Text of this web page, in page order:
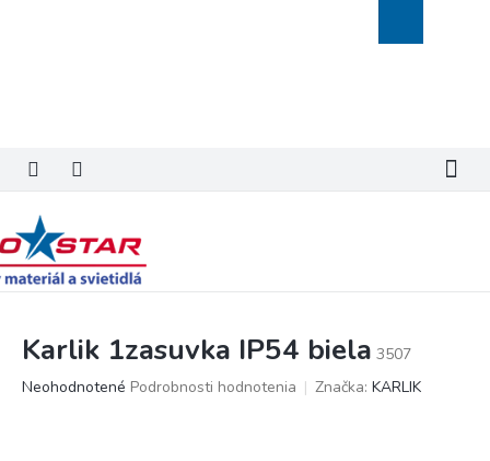
košík
Karlik 1zasuvka IP54 biela 3507
Priemerné
Neohodnotené Podrobnosti hodnotenia Značka: KARLIK